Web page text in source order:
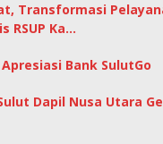
Transformasi
RSUP Ka…
Bank SulutGo
Dapil Nusa Utara